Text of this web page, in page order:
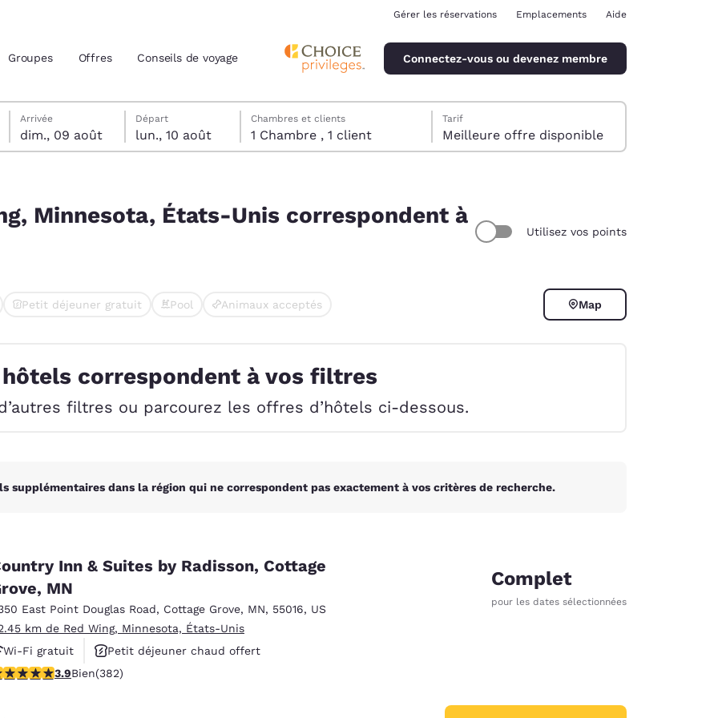
Latin America Canada
Español English
France France
Gérer les réservations Emplacements Aide
Groupes Offres Conseils de voyage Connectez-vous ou devenez membre
dimanche 9 août
Arrivée
dim., 09 août
lundi 10 août
Départ
lun., 10 août
lundi 10 août date de départ sélectionnée
dimanche 9 août date d’arrivée sélectionnée
Chambres et clients
1 Chambre , 1 client
Tarif
Meilleure offre disponible
Minnesota, États-Unis correspondent à
Utilisez vos points
Petit déjeuner gratuit Pool Animaux acceptés Map
correspondent à vos filtres
filtres ou parcourez les offres d’hôtels ci-dessous.
supplémentaires dans la région qui ne correspondent pas exactement à vos critères de recherche.
Inn & Suites by Radisson, Cottage
MN
East Point Douglas Road, Cottage Grove, MN, 55016, US
km de Red Wing, Minnesota, États-Unis
Wi-Fi gratuit
Petit déjeuner chaud offert
Animaux acceptés
étoiles. Bien. 382 commentaires
3.9Bien(382)
Complet
pour les dates sélectionnées